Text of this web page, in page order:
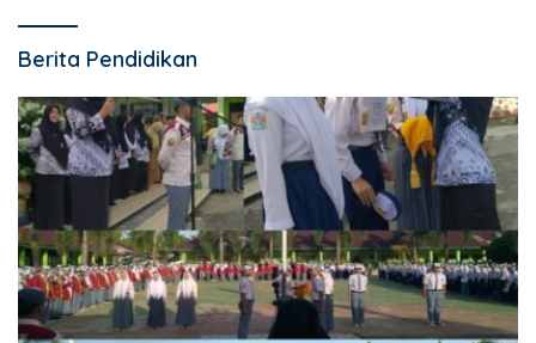
Berita Pendidikan